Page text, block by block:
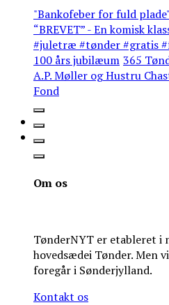
"Bankofeber for fuld plade"
“BREVET” - En komisk
#juletræ #tønder #gratis
100 års jubilæum 365
A.P. Møller og Hustru
Fond
Om os
TønderNYT er etableret i
hovedsædei Tønder. Men
foregår i Sønderjylland.
Kontakt os